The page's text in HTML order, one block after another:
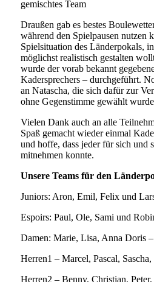
gemischtes Team
Draußen gab es bestes
während den Spielpausen nutzen
Spielsituation des Länderpokals,
möglichst realistisch gestalten
wurde der vorab bekannt
Kadersprechers – durchgeführt.
an Natascha, die sich dafür zur
ohne Gegenstimme gewählt
Vielen Dank auch an alle
Spaß gemacht wieder einmal
und hoffe, dass jeder für sich und
mitnehmen konnte.
Unsere Teams für den
Juniors: Aron, Emil, Felix und
Espoirs: Paul, Ole, Sami und
Damen: Marie, Lisa, Anna Doris
Herren1 – Marcel, Pascal,
Herren2 – Benny, Christian,